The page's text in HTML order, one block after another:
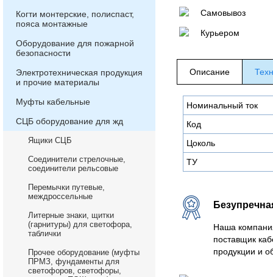
Когти монтерские, полиспаст,
пояса монтажные
Оборудование для пожарной
безопасности
Электротехническая продукция
и прочие материалы
Муфты кабельные
СЦБ оборудование для жд
Ящики СЦБ
Соединители стрелочные,
соединители рельсовые
Перемычки путевые,
междроссельные
Литерные знаки, щитки
(гарнитуры) для светофора,
таблички
Прочее оборудование (муфты
ПРМЗ, фундаменты для
светофоров, светофоры,
Самовывоз
Курьером
Описание
Номинальный ток
Код
Цоколь
ТУ
Наша
поставщик
продукции и